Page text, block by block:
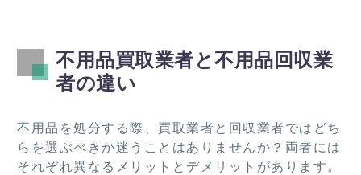
不用品買取業者と不用品回収業
者の違い
不用品を処分する際、買取業者と回収業者ではどち
らを選ぶべきか迷うことはありませんか？両者には
それぞれ異なるメリットとデメリットがあります。